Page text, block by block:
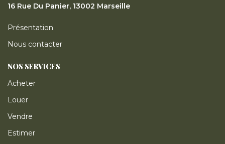
16 Rue Du Panier, 13002 Marseille
Présentation
Nous contacter
NOS SERVICES
Acheter
Louer
Vendre
Estimer